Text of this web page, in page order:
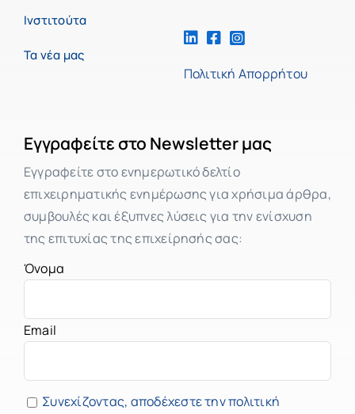
Ινστιτούτα
Τα νέα μας
Πολιτική Απορρήτου
Εγγραφείτε στο Newsletter μας
Εγγραφείτε στο ενημερωτικό δελτίο
επιχειρηματικής ενημέρωσης για χρήσιμα άρθρα,
συμβουλές και έξυπνες λύσεις για την ενίσχυση
της επιτυχίας της επιχείρησής σας:
Όνομα
Email
Συνεχίζοντας, αποδέχεστε την πολιτική